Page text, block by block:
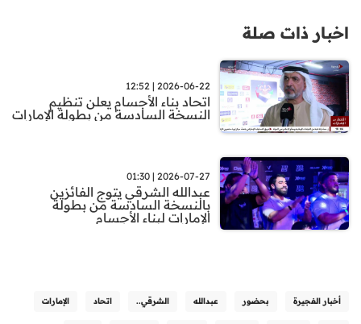
اخبار ذات صلة
2026-06-22 | 12:52
اتحاد بناء الأجسام يعلن تنظيم
النسخة السادسة من بطولة الإمارات
2026-07-27 | 01:30
عبدالله الشرقي يتوج الفائزين
بالنسخة السادسة من بطولة
الإمارات لبناء الأجسام
أخبار الفجيرة بحضور عبدالله الشرقي.. اتحاد الإمارات